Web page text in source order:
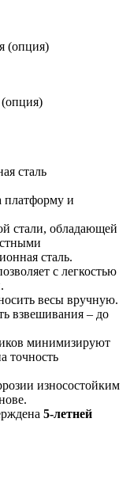
(опция)
сталь
платформу и
стали, обладающей
сталь.
с легкостью
весы вручную.
взвешивания – до
минимизируют
точность
износостойким
5-летней